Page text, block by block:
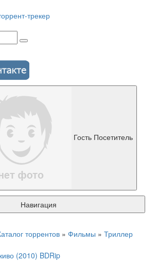
трекер
Гость Посетитель
Навигация
торрентов » Фильмы » Триллер